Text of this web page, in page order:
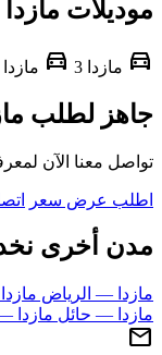
موديلات
directions_car مازدا 3 directions_car مازدا 6
جاهز لطلب
تواصل معنا الآن
اطلب عرض سعر
مدن أخرى
مازدا — الرياض
مازدا — حائل مازدا —
mail